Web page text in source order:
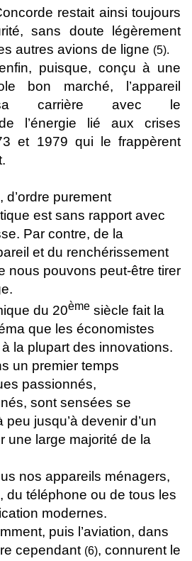
restait ainsi toujours
sans doute légèrement
autres avions de ligne (5).
puisque, conçu à une
bon marché, l’appareil
sa carrière avec le
l’énergie lié aux crises
et 1979 qui le frappèrent
d’ordre purement
est sans rapport avec
Par contre, de la
et du renchérissement
nous pouvons peut-être tirer
du 20ème siècle fait la
que les économistes
la plupart des innovations.
un premier temps
passionnés,
sont sensées se
jusqu’à devenir d’un
une large majorité de la
nos appareils ménagers,
du téléphone ou de tous les
modernes.
puis l’aviation, dans
cependant (6), connurent le